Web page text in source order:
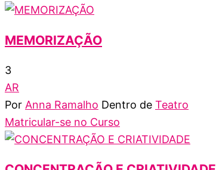
MEMORIZAÇÃO
3
AR
Por Anna Ramalho Dentro de Teatro
Matricular-se no Curso